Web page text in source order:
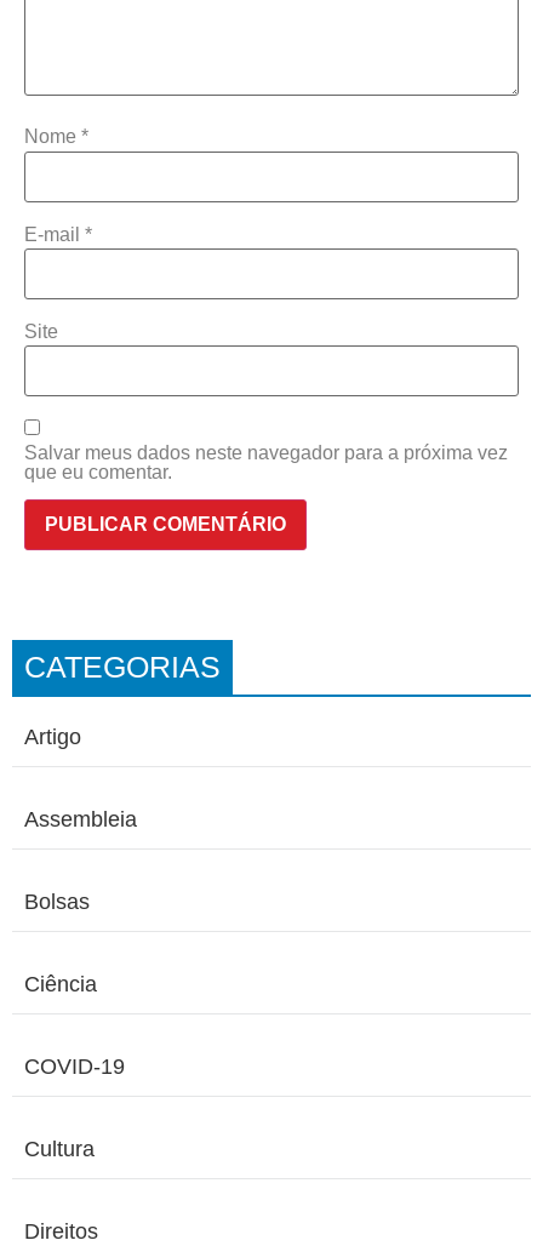
Nome *
E-mail *
Site
Salvar meus dados neste navegador para a próxima vez
que eu comentar.
CATEGORIAS
Artigo
Assembleia
Bolsas
Ciência
COVID-19
Cultura
Direitos